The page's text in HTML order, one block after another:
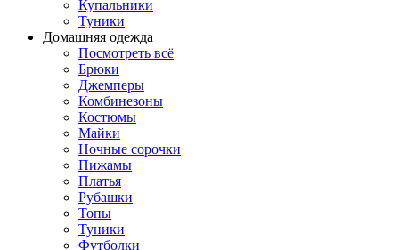
Купальники
Туники
Домашняя одежда
Посмотреть всё
Брюки
Джемперы
Комбинезоны
Костюмы
Майки
Ночные сорочки
Пижамы
Платья
Рубашки
Топы
Туники
Футболки